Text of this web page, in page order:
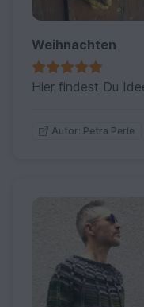
Weihnachten
Hier findest Du
Autor: Petra Perle